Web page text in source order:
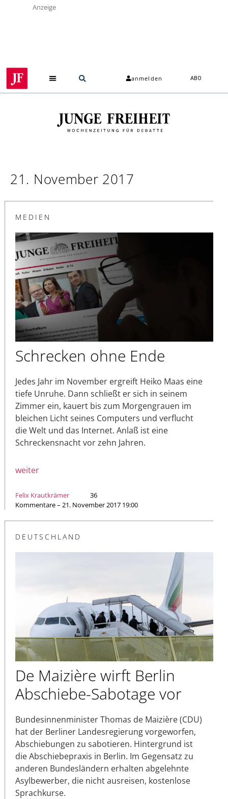
Anzeige
anmelden ABO
21. November 2017
MEDIEN
Schrecken ohne Ende
Jedes Jahr im November ergreift Heiko Maas eine
tiefe Unruhe. Dann schließt er sich in seinem
Zimmer ein, kauert bis zum Morgengrauen im
bleichen Licht seines Computers und verflucht
die Welt und das Internet. Anlaß ist eine
Schreckensnacht vor zehn Jahren.
weiter
Felix Krautkrämer
36
Kommentare – 21. November 2017 19:00
DEUTSCHLAND
De Maizière wirft Berlin
Abschiebe-Sabotage vor
Bundesinnenminister Thomas de Maizière (CDU)
hat der Berliner Landesregierung vorgeworfen,
Abschiebungen zu sabotieren. Hintergrund ist
die Abschiebepraxis in Berlin. Im Gegensatz zu
anderen Bundesländern erhalten abgelehnte
Asylbewerber, die nicht ausreisen, kostenlose
Sprachkurse.